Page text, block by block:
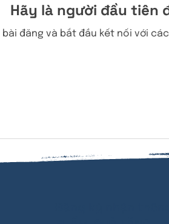
Hãy là người đầu tiên
bài đăng và bắt đầu kết nối với